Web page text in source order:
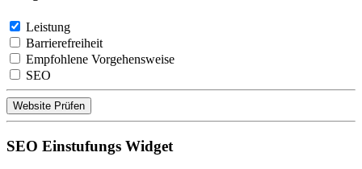
Leistung
Barrierefreiheit
Empfohlene Vorgehensweise
SEO
Website Prüfen
SEO Einstufungs Widget